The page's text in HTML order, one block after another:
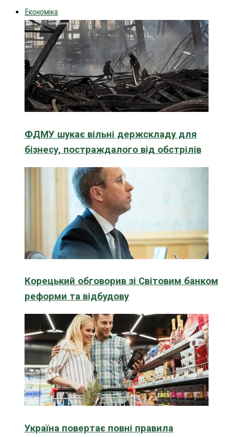
Економіка
ФДМУ шукає вільні держскладу для
бізнесу, постраждалого від обстрілів
Корецький обговорив зі Світовим банком
реформи та відбудову
Україна повертає повні правила